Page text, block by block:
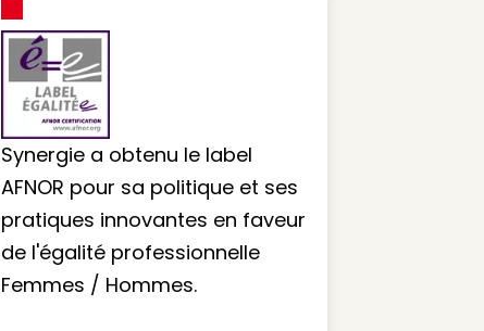
Synergie a obtenu le label
AFNOR pour sa politique et ses
pratiques innovantes en faveur
de l'égalité professionnelle
Femmes / Hommes.